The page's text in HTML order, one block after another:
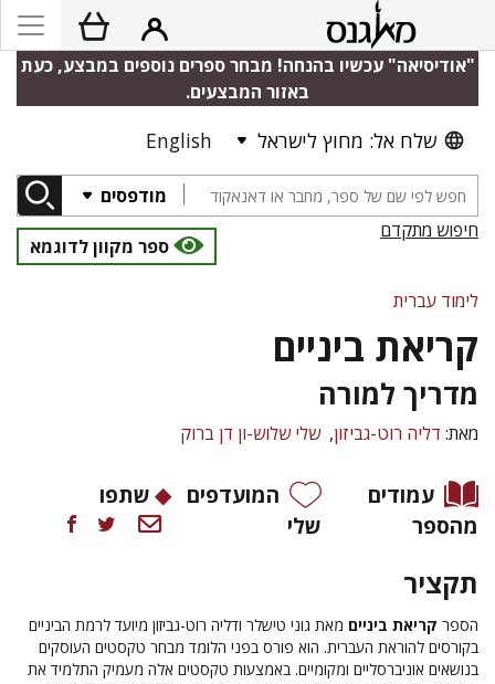
"אודיסיאה" עכשיו בהנחה! מבחר ספרים נוספים במבצע, כעת
באזור המבצעים.
שלח אל: מחוץ לישראל English
מודפסים
חיפוש מתקדם
ספר מקוון לדוגמא
לימוד עברית
קריאת ביניים
מדריך למורה
מאת: דליה רוט-גביזון שלי שלוש-ון דן ברוק
עמודים
מהספר
המועדפים
שלי
שתפו
תקציר
הספר קריאת ביניים מאת גוני טישלר ודליה רוט-גביזון מיועד לרמת הביניים
בקורסים להוראת העברית. הוא פורס בפני הלומד מבחר טקסטים העוסקים
בנושאים אוניברסליים ומקומיים. באמצעות טקסטים אלה מעמיק התלמיד את